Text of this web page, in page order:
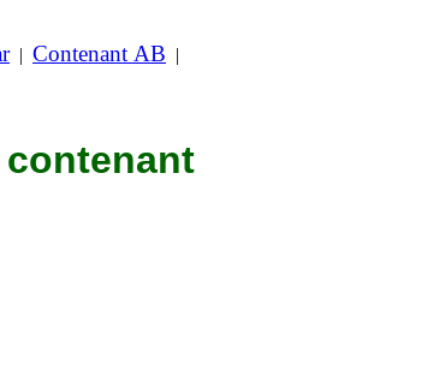
| Contenant AB |